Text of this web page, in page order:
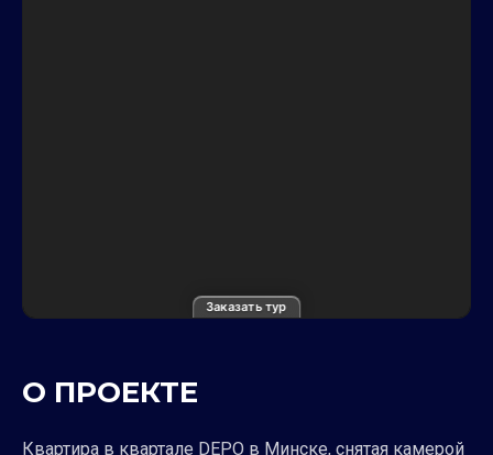
Заказать тур
О ПРОЕКТЕ
Квартира в квартале DEPO в Минске, снятая камерой